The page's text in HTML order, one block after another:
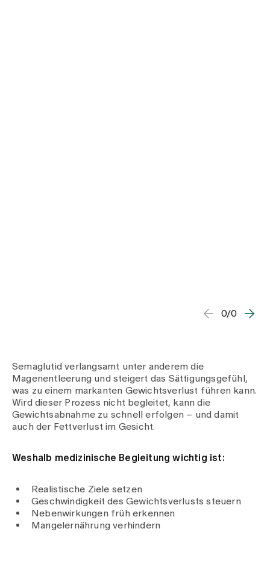
0/0
Semaglutid verlangsamt unter anderem die
Magenentleerung und steigert das Sättigungsgefühl,
was zu einem markanten Gewichtsverlust führen kann.
Wird dieser Prozess nicht begleitet, kann die
Gewichtsabnahme zu schnell erfolgen – und damit
auch der Fettverlust im Gesicht.
Weshalb medizinische Begleitung wichtig ist:
Realistische Ziele setzen
Geschwindigkeit des Gewichtsverlusts steuern
Nebenwirkungen früh erkennen
Mangelernährung verhindern